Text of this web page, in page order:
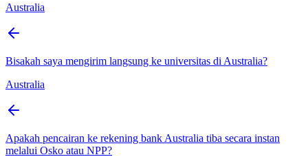
Australia
Bisakah saya mengirim langsung ke universitas di Australia?
Australia
Apakah pencairan ke rekening bank Australia tiba secara instan
melalui Osko atau NPP?